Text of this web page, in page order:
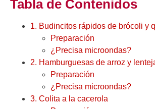
Tabla de Contenidos
1. Budincitos rápidos de brócoli y
Preparación
¿Precisa microondas?
2. Hamburguesas de arroz y
Preparación
¿Precisa microondas?
3. Colita a la cacerola